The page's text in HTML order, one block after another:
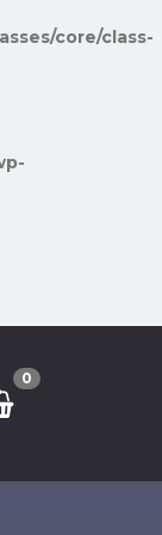
core/class-
0